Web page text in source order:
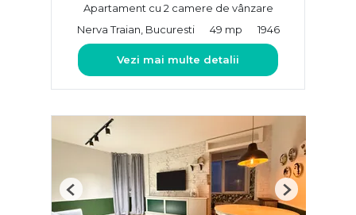
Apartament cu 2 camere de vânzare
Nerva Traian, Bucuresti
49 mp 1946
Vezi mai multe detalii
Previous Next